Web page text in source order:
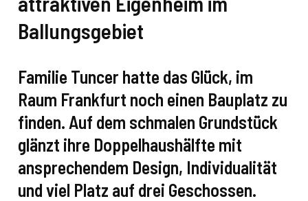
Ballungsgebiet
Familie Tuncer hatte das Glück, im
Raum Frankfurt noch einen Bauplatz zu
finden. Auf dem schmalen Grundstück
glänzt ihre Doppelhaushälfte mit
ansprechendem Design, Individualität
und viel Platz auf drei Geschossen.